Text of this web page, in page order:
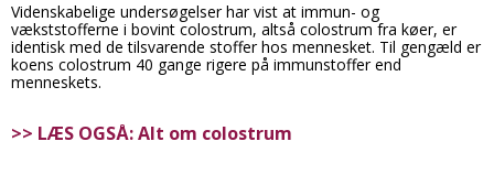
Videnskabelige undersøgelser har vist at immun- og
vækststofferne i bovint colostrum, altså colostrum fra køer, er
identisk med de tilsvarende stoffer hos mennesket. Til gengæld er
koens colostrum 40 gange rigere på immunstoffer end
menneskets.
>> LÆS OGSÅ: Alt om colostrum